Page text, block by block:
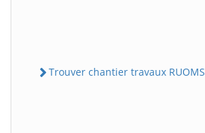
Trouver chantier travaux RUOMS